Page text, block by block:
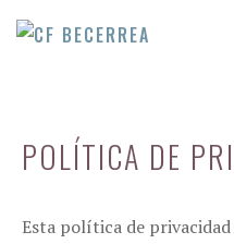
Saltar
POLÍTICA DE
Esta política de